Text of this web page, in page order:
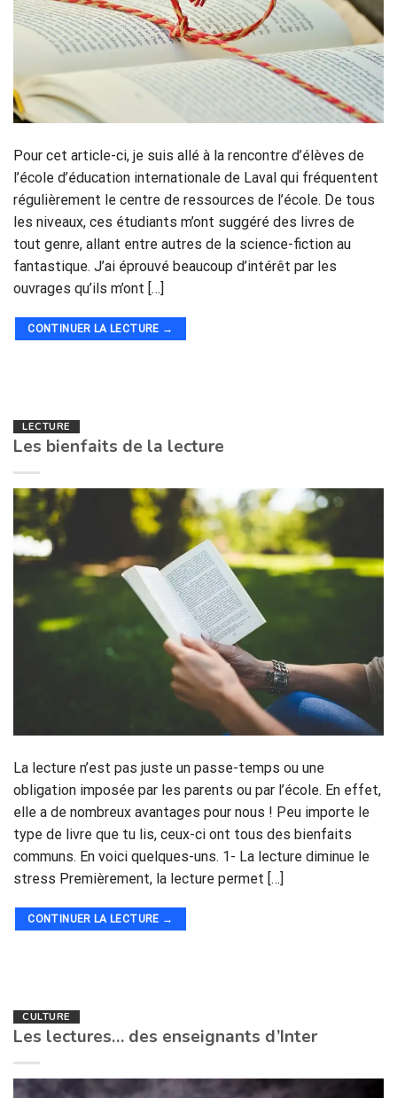
Pour cet article-ci, je suis allé à la rencontre d’élèves de
l’école d’éducation internationale de Laval qui fréquentent
régulièrement le centre de ressources de l’école. De tous
les niveaux, ces étudiants m’ont suggéré des livres de
tout genre, allant entre autres de la science-fiction au
fantastique. J’ai éprouvé beaucoup d’intérêt par les
ouvrages qu’ils m’ont […]
CONTINUER LA LECTURE →
LECTURE
Les bienfaits de la lecture
La lecture n’est pas juste un passe-temps ou une
obligation imposée par les parents ou par l’école. En effet,
elle a de nombreux avantages pour nous ! Peu importe le
type de livre que tu lis, ceux-ci ont tous des bienfaits
communs. En voici quelques-uns. 1- La lecture diminue le
stress Premièrement, la lecture permet […]
CONTINUER LA LECTURE →
CULTURE
Les lectures… des enseignants d’Inter